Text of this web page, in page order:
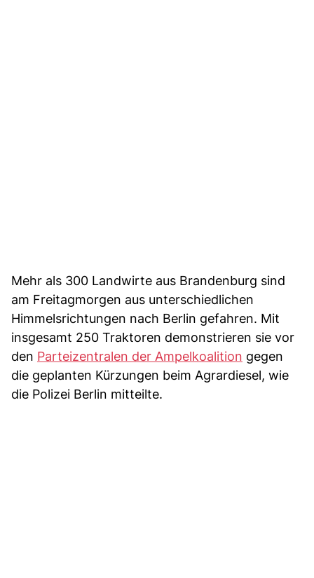
Mehr als 300 Landwirte aus Brandenburg sind
am Freitagmorgen aus unterschiedlichen
Himmelsrichtungen nach Berlin gefahren. Mit
insgesamt 250 Traktoren demonstrieren sie vor
den Parteizentralen der Ampelkoalition gegen
die geplanten Kürzungen beim Agrardiesel, wie
die Polizei Berlin mitteilte.